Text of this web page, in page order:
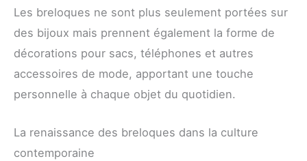
Les breloques ne sont plus seulement portées sur
des bijoux mais prennent également la forme de
décorations pour sacs, téléphones et autres
accessoires de mode, apportant une touche
personnelle à chaque objet du quotidien.
La renaissance des breloques dans la culture
contemporaine